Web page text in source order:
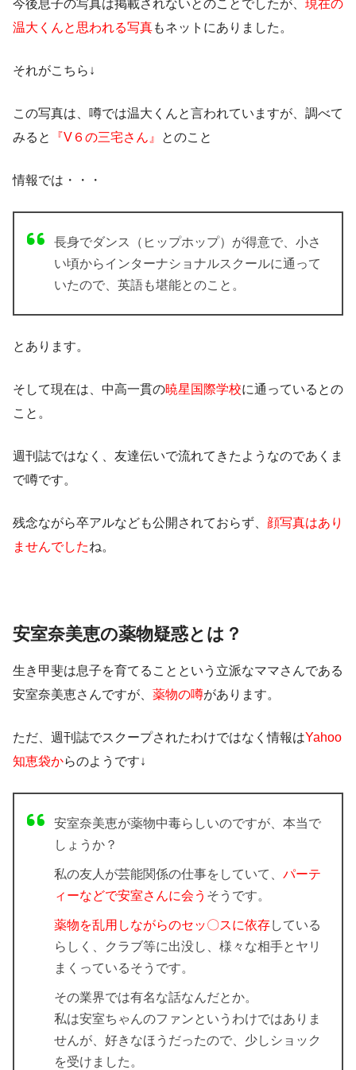
今後息子の写真は掲載されないとのことでしたが、 現在の
温大くんと思われる写真もネットにありました。
それがこちら↓
この写真は、噂では温大くんと言われていますが、調べて
みると
『V６の三宅さん』 とのこと
情報では・・・
長身でダンス（ヒップホップ）が得意で、小さ
い頃からインターナショナルスクールに通って
いたので、英語も堪能とのこと。
とあります。
そして現在は、中高一貫の暁星国際学校に通っているとの
こと。
週刊誌ではなく、友達伝いで流れてきたようなのであくま
で噂です。
残念ながら卒アルなども公開されておらず、 顔写真はあり
ませんでしたね。
安室奈美恵の薬物疑惑とは？
生き甲斐は息子を育てることという立派なママさんである
安室奈美恵さんですが、 薬物の噂があります。
ただ、週刊誌でスクープされたわけではなく情報はYahoo
知恵袋からのようです↓
安室奈美恵が薬物中毒らしいのですが、本当で
しょうか？
私の友人が芸能関係の仕事をしていて、 パーテ
ィーなどで安室さんに会う そうです。
薬物を乱用しながらのセッ〇スに依存している
らしく、クラブ等に出没し、様々な相手とヤリ
まくっているそうです。
その業界では有名な話なんだとか。
私は安室ちゃんのファンというわけではありま
せんが、好きなほうだったので、少しショック
を受けました。